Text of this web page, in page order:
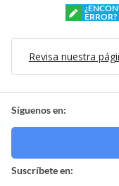
ERROR?
Revisa nuestra
Síguenos en:
Suscríbete en: